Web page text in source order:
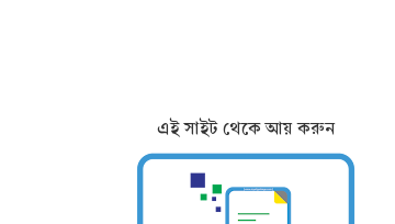
এই সাইট থেকে আয় করুন